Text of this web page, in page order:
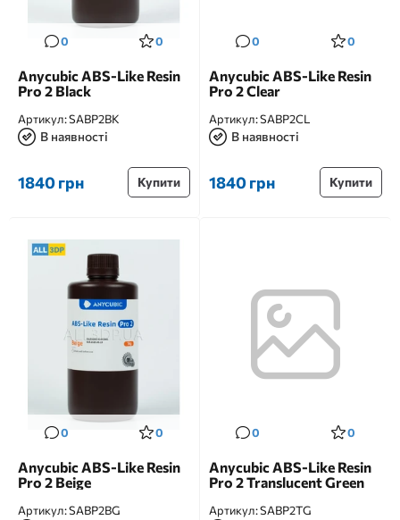
0 0
Anycubic ABS-Like Resin
Pro 2 Black
Артикул:SABP2BK
В наявності
1840 грн Купити
0 0
Anycubic ABS-Like Resin
Pro 2 Clear
Артикул:SABP2CL
В наявності
1840 грн Купити
0 0
Anycubic ABS-Like Resin
Pro 2 Beige
Артикул:SABP2BG
0 0
Anycubic ABS-Like Resin
Pro 2 Translucent Green
Артикул:SABP2TG